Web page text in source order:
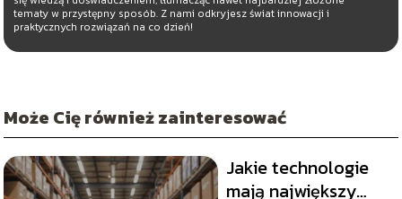
tematy w przystępny sposób. Z nami odkryjesz świat innowacji i
praktycznych rozwiązań na co dzień!
Może Cię również zainteresować
Jakie technologie
mają największy